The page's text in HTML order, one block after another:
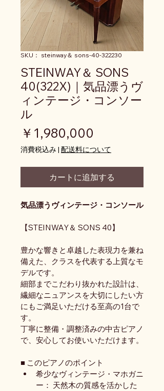
SKU： steinway＆ sons-40-322230
STEINWAY＆ SONS
40(322X)｜気品漂うヴ
ィンテージ・コンソー
ル
￥1,980,000
消費税込み| 配送料について
カートに追加する
気品漂うヴィンテージ・コンソール
【STEINWAY＆ SONS 40】
豊かな響きと卓越した表現力を兼ね
備えた、クラスを代表する上質なモ
デルです。
細部までこだわり抜かれた設計は、
繊細なニュアンスを大切にしたい方
にもご満足いただける至高の1台で
す。
丁寧に整備・調整済みの中古ピアノ
で、安心してお使いいただけます。
■ このピアノのポイント
希少なヴィンテージ・マホガニ
ー： 天然木の質感を活かした